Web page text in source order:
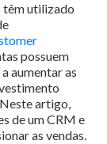
têm utilizado
possuem
aumentar as
artigo,
de um CRM e
as vendas.